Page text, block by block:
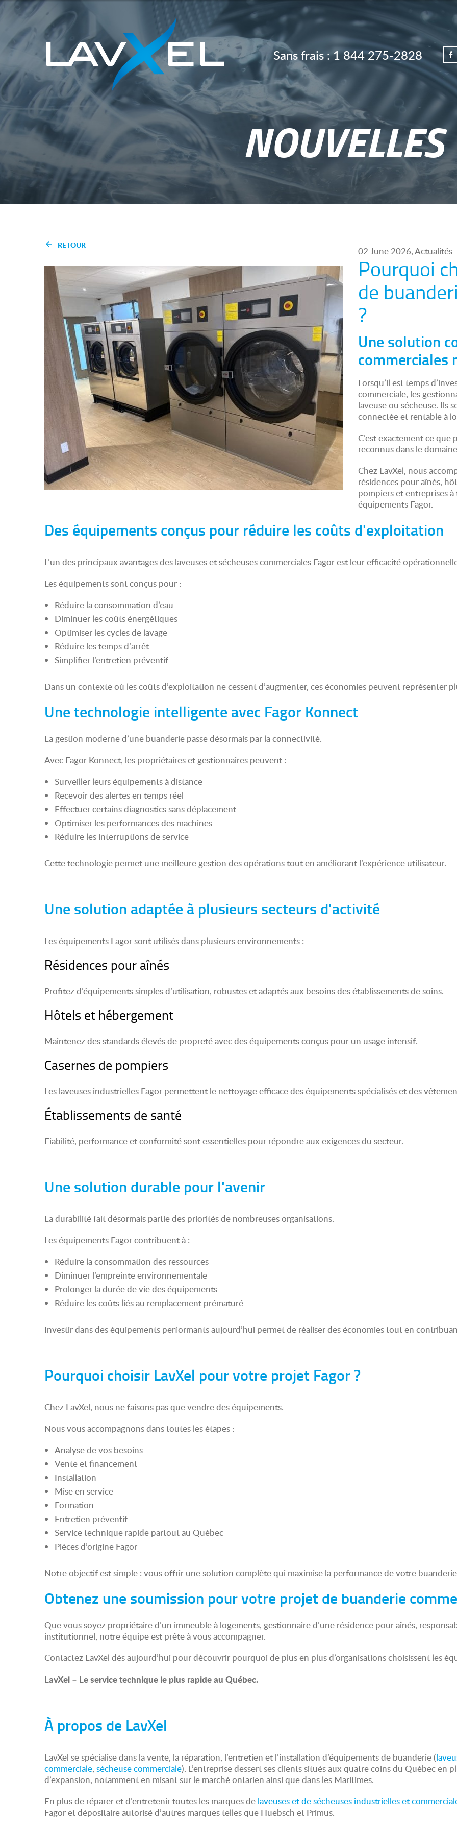
Sans frais :1 844 275-2828
NOUVELLES
RETOUR
02 June 2026, Actualités
Pourquoi
de
?
Une solution
commerciales
Lorsqu’il est temps
commerciale, les
laveuse ou sécheuse. Ils
connectée et rentable à
C’est exactement ce que
reconnus dans le
Chez LavXel, nous
résidences pour aînés,
pompiers et entreprises
équipements Fagor.
Des équipements conçus pour réduire les coûts d'exploitation
L’un des principaux avantages des laveuses et sécheuses commerciales Fagor est leur efficacité
Les équipements sont conçus pour :
Réduire la consommation d’eau
Diminuer les coûts énergétiques
Optimiser les cycles de lavage
Réduire les temps d’arrêt
Simplifier l’entretien préventif
Dans un contexte où les coûts d’exploitation ne cessent d’augmenter, ces économies peuvent représenter
Une technologie intelligente avec Fagor Konnect
La gestion moderne d’une buanderie passe désormais par la connectivité.
Avec Fagor Konnect, les propriétaires et gestionnaires peuvent :
Surveiller leurs équipements à distance
Recevoir des alertes en temps réel
Effectuer certains diagnostics sans déplacement
Optimiser les performances des machines
Réduire les interruptions de service
Cette technologie permet une meilleure gestion des opérations tout en améliorant l’expérience utilisateur.
Une solution adaptée à plusieurs secteurs d'activité
Les équipements Fagor sont utilisés dans plusieurs environnements :
Résidences pour aînés
Profitez d’équipements simples d’utilisation, robustes et adaptés aux besoins des établissements de soins.
Hôtels et hébergement
Maintenez des standards élevés de propreté avec des équipements conçus pour un usage intensif.
Casernes de pompiers
Les laveuses industrielles Fagor permettent le nettoyage efficace des équipements spécialisés et des
Établissements de santé
Fiabilité, performance et conformité sont essentielles pour répondre aux exigences du secteur.
Une solution durable pour l'avenir
La durabilité fait désormais partie des priorités de nombreuses organisations.
Les équipements Fagor contribuent à :
Réduire la consommation des ressources
Diminuer l’empreinte environnementale
Prolonger la durée de vie des équipements
Réduire les coûts liés au remplacement prématuré
Investir dans des équipements performants aujourd’hui permet de réaliser des économies tout en
Pourquoi choisir LavXel pour votre projet Fagor ?
Chez LavXel, nous ne faisons pas que vendre des équipements.
Nous vous accompagnons dans toutes les étapes :
Analyse de vos besoins
Vente et financement
Installation
Mise en service
Formation
Entretien préventif
Service technique rapide partout au Québec
Pièces d’origine Fagor
Notre objectif est simple : vous offrir une solution complète qui maximise la performance de votre
Obtenez une soumission pour votre projet de buanderie
Que vous soyez propriétaire d’un immeuble à logements, gestionnaire d’une résidence pour aînés,
institutionnel, notre équipe est prête à vous accompagner.
Contactez LavXel dès aujourd’hui pour découvrir pourquoi de plus en plus d’organisations choisissent les
LavXel – Le service technique le plus rapide au Québec.
À propos de LavXel
LavXel se spécialise dans la vente, la réparation, l’entretien et l’installation d’équipements de buanderie (
commerciale, sécheuse commerciale). L’entreprise dessert ses clients situés aux quatre coins du Québec en
d’expansion, notamment en misant sur le marché ontarien ainsi que dans les Maritimes.
En plus de réparer et d’entretenir toutes les marques de laveuses et de sécheuses industrielles et
Fagor et dépositaire autorisé d’autres marques telles que Huebsch et Primus.